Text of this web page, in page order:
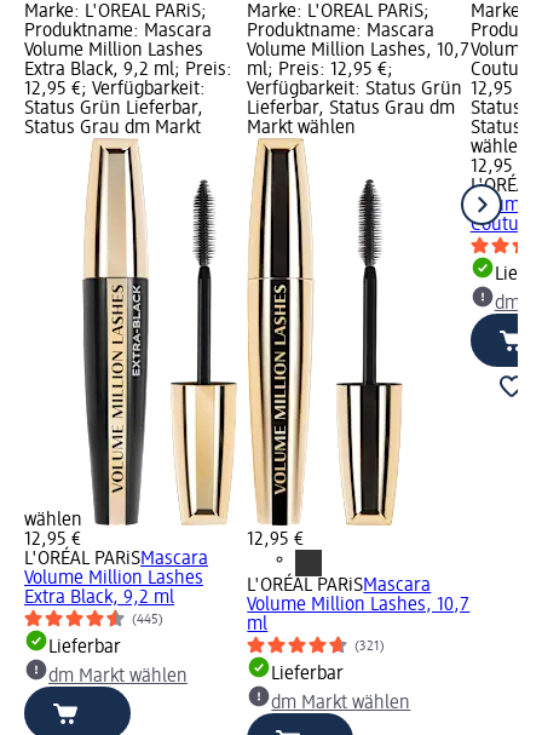
Marke: L'ORÉAL PARiS;
Produktname: Mascara
Volume Million Lashes
Extra Black, 9,2 ml; Preis:
12,95 €; Verfügbarkeit:
Status Grün Lieferbar,
Status Grau dm Markt
wählen
12,95 €
L'ORÉAL PARiSMascara
Volume Million Lashes
Extra Black, 9,2 ml
(445)
Lieferbar
dm Markt wählen
Marke: L'ORÉAL PARiS;
Produktname: Mascara
Volume Million Lashes, 10,7
ml; Preis: 12,95 €;
Verfügbarkeit: Status Grün
Lieferbar, Status Grau dm
Markt wählen
12,95 €
L'ORÉAL PARiSMascara
Volume Million Lashes, 10,7
ml
(321)
Lieferbar
dm Markt wählen
Marke:
Volume
12,95 €;
Status
Status
wählen
12,95 €
L'ORÉAL
Volume
dm